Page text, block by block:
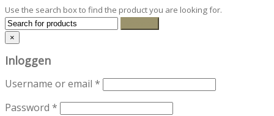
Use the search box to find the product you are looking for.
×
Inloggen
Username or email *
Password *